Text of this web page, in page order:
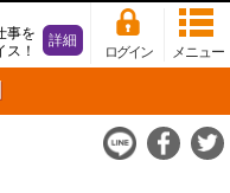
メニュー
ログイン
事を
！
詳細